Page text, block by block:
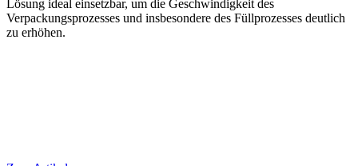
Lösung ideal einsetzbar, um die Geschwindigkeit des
Verpackungsprozesses und insbesondere des Füllprozesses deutlich
zu erhöhen.